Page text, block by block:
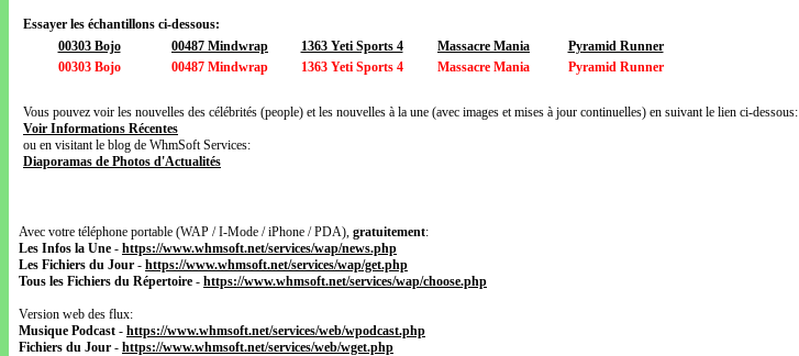
Essayer les échantillons ci-dessous:
00303 Bojo
00487 Mindwrap 1363 Yeti Sports 4 Massacre Mania
Pyramid Runner
00303 Bojo
00487 Mindwrap 1363 Yeti Sports 4 Massacre Mania Pyramid Runner
Vous pouvez voir les nouvelles des célébrités (people) et les nouvelles à la une (avec images et mises à jour continuelles) en suivant le lien ci-dessous:
Voir Informations Récentes
ou en visitant le blog de WhmSoft Services:
Diaporamas de Photos d'Actualités
Avec votre téléphone portable (WAP / I-Mode / iPhone / PDA), gratuitement:
Les Infos la Une - https://www.whmsoft.net/services/wap/news.php
Les Fichiers du Jour - https://www.whmsoft.net/services/wap/get.php
Tous les Fichiers du Répertoire - https://www.whmsoft.net/services/wap/choose.php
Version web des flux:
Musique Podcast - https://www.whmsoft.net/services/web/wpodcast.php
Fichiers du Jour - https://www.whmsoft.net/services/web/wget.php